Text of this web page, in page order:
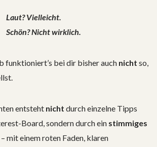
Laut? Vielleicht.
Schön? Nicht wirklich.
funktioniert’s bei dir bisher auch nicht so,
entsteht nicht durch einzelne Tipps
Board, sondern durch ein stimmiges
– mit einem roten Faden, klaren